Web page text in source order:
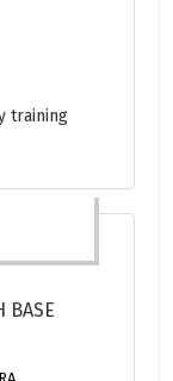
training
BASE